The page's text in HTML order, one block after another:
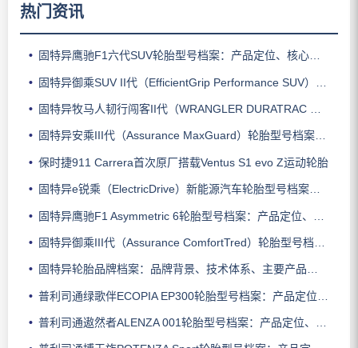
热门资讯
固特异鹰驰F1六代SUV轮胎型号档案：产品定位、核心技术、适用车型与使用场景
固特异御乘SUV II代（EfficientGrip Performance SUV）轮胎型号档案：产品定位、核心技术、适用车型与使用场景
固特异牧马人韧行闯客II代（WRANGLER DURATRAC RT）轮胎型号档案：产品定位、核心技术、适用车型与使用场景
固特异安乘III代（Assurance MaxGuard）轮胎型号档案：产品定位、核心技术、适用车型与使用场景
保时捷911 Carrera首次原厂搭载Ventus S1 evo Z运动轮胎
固特异e锐乘（ElectricDrive）新能源汽车轮胎型号档案：产品定位、核心技术、适用车型与使用场景
固特异鹰驰F1 Asymmetric 6轮胎型号档案：产品定位、核心技术、适用车型与使用场景
固特异御乘III代（Assurance ComfortTred）轮胎型号档案：产品定位、核心技术、适用车型与使用场景
固特异轮胎品牌档案：品牌背景、技术体系、主要产品系列与适用场景
普利司通绿歌伴ECOPIA EP300轮胎型号档案：产品定位、核心技术、适用车型与使用场景
普利司通遨然者ALENZA 001轮胎型号档案：产品定位、核心技术、适用车型与使用场景